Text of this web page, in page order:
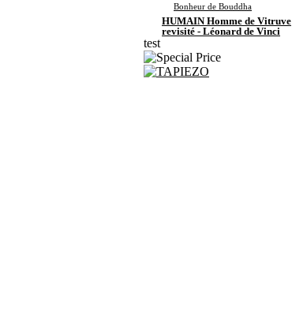
Bonheur de Bouddha
HUMAIN Homme de Vitruve
revisité - Léonard de Vinci
test